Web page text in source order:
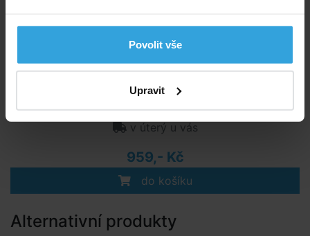
Povolit vše
Upravit
Skladem 1 ks
v úterý u vás
959,- Kč
do košíku
Alternativní produkty